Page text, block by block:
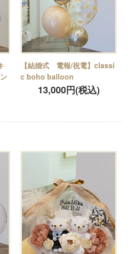
【結婚式 電報/祝電】classi
c boho balloon
13,000円(税込)